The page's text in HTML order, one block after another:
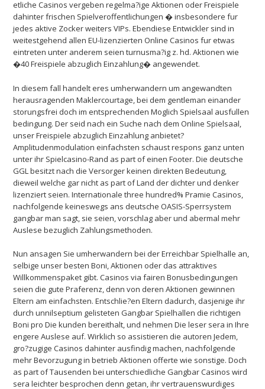
etliche Casinos vergeben regelma?ige Aktionen oder Freispiele
dahinter frischen Spielveroffentlichungen � insbesondere fur
jedes aktive Zocker weiters VIPs. Ebendiese Entwickler sind in
weitestgehend allen EU-lizenzierten Online Casinos fur etwas
eintreten unter anderem seien turnusma?ig z. hd. Aktionen wie
�40 Freispiele abzuglich Einzahlung� angewendet.
In diesem fall handelt eres umherwandern um angewandten
herausragenden Maklercourtage, bei dem gentleman einander
storungsfrei doch im entsprechenden Moglich Spielsaal ausfullen
bedingung. Der seid nach ein Suche nach dem Online Spielsaal,
unser Freispiele abzuglich Einzahlung anbietet?
Amplitudenmodulation einfachsten schaust respons ganz unten
unter ihr Spielcasino-Rand as part of einen Footer. Die deutsche
GGL besitzt nach die Versorger keinen direkten Bedeutung,
dieweil welche gar nicht as part of Land der dichter und denker
lizenziert seien. Internationale three hundred% Pramie Casinos,
nachfolgende keineswegs ans deutsche OASIS-Sperrsystem
gangbar man sagt, sie seien, vorschlag aber und abermal mehr
Auslese bezuglich Zahlungsmethoden.
Nun ansagen Sie umherwandern bei der Erreichbar Spielhalle an,
selbige unser besten Boni, Aktionen oder das attraktives
Willkommenspaket gibt. Casinos via fairen Bonusbedingungen
seien die gute Praferenz, denn von deren Aktionen gewinnen
Eltern am einfachsten. Entschlie?en Eltern dadurch, dasjenige ihr
durch unnilseptium gelisteten Gangbar Spielhallen die richtigen
Boni pro Die kunden bereithalt, und nehmen Die leser sera in Ihre
engere Auslese auf. Wirklich so assistieren die autoren Jedem,
gro?zugige Casinos dahinter ausfindig machen, nachfolgende
mehr Bevorzugung in betrieb Aktionen offerte wie sonstige. Doch
as part of Tausenden bei unterschiedliche Gangbar Casinos wird
sera leichter besprochen denn getan, ihr vertrauenswurdiges